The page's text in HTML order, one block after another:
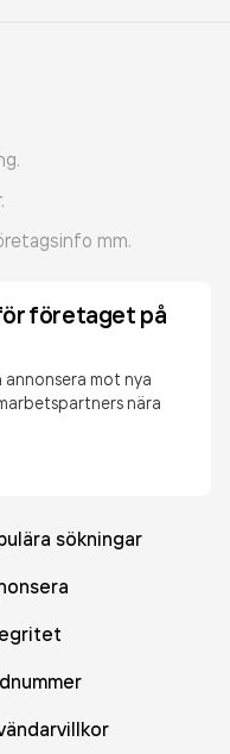
mm.
företaget på
annonsera mot nya
nära
sökningar